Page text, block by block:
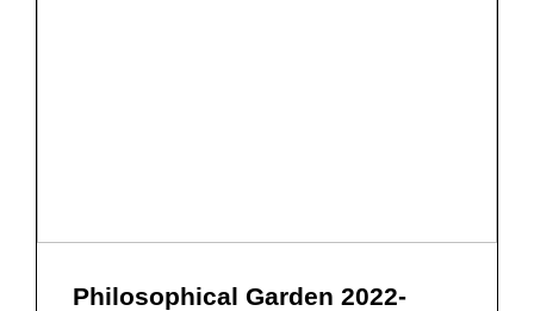
Philosophical Garden 2022-